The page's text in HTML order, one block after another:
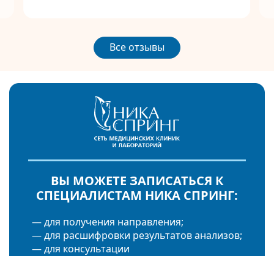
Все отзывы
ВЫ МОЖЕТЕ ЗАПИСАТЬСЯ К
СПЕЦИАЛИСТАМ НИКА СПРИНГ:
— для получения направления;
— для расшифровки результатов анализов;
— для консультации